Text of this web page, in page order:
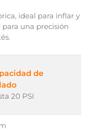
ideal para inflar y
una precisión
de
20 PSI